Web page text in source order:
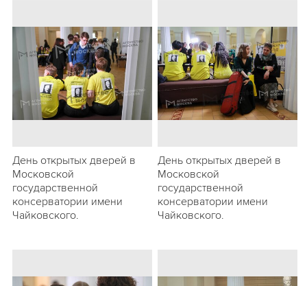
День открытых дверей в
Московской
государственной
консерватории имени
Чайковского.
День открытых дверей в
Московской
государственной
консерватории имени
Чайковского.